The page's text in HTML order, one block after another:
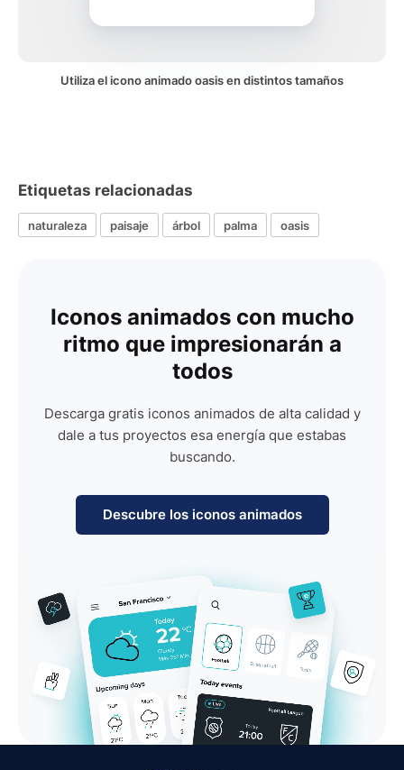
Utiliza el icono animado oasis en distintos tamaños
Etiquetas relacionadas
naturaleza paisaje árbol palma oasis
Iconos animados con mucho
ritmo que impresionarán a
todos
Descarga gratis iconos animados de alta calidad y
dale a tus proyectos esa energía que estabas
buscando.
Descubre los iconos animados